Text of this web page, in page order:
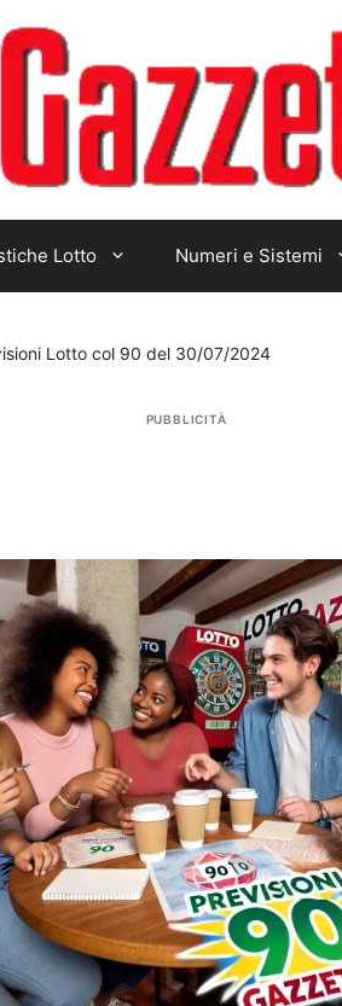
Lotto Numeri e Sistemi
Lotto col 90 del 30/07/2024
PUBBLICITÀ